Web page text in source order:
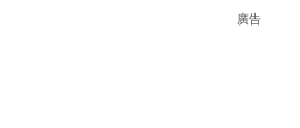
廣告